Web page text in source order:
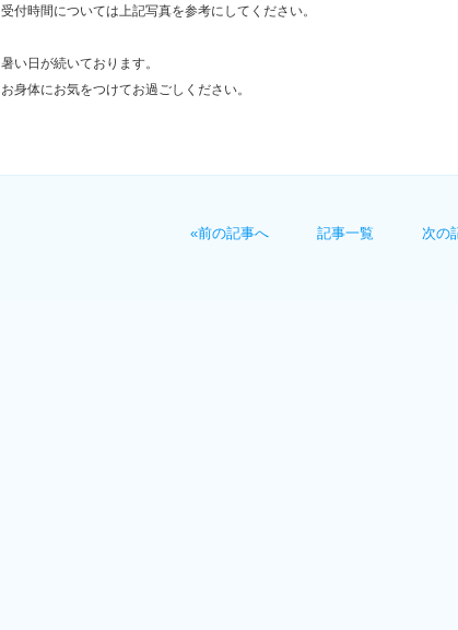
受付時間については上記写真を参考にしてください。
暑い日が続いております。
お身体にお気をつけてお過ごしください。
«前の記事へ 記事一覧 次の